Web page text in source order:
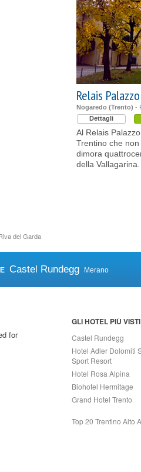
del Garda
Relais
Nogaredo (Trento) -
Dettagli
Al Relais
Trentino che
dimora
della Vallagarina.
Castel Rundegg Merano
for
GLI HOTEL PIÙ VISTI
Castel Rundegg
Hotel Adler Dolomiti
Sport Resort
Hotel Rosa Alpina
Biohotel Hermitage
Grand Hotel Trento
Top 20 Trentino Alto